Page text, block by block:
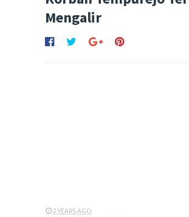
Mengalir
2 YEARS AGO